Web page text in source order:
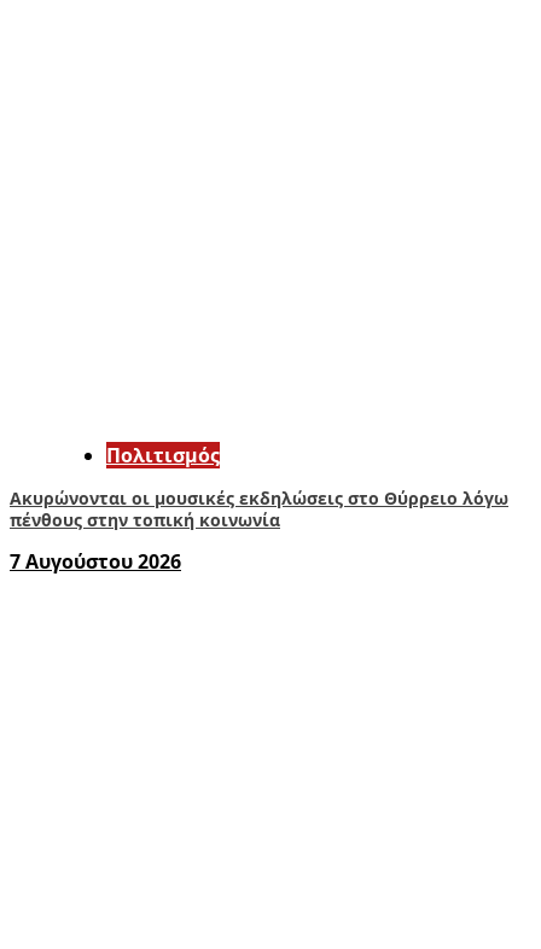
Πολιτισμός
Ακυρώνονται οι μουσικές εκδηλώσεις στο Θύρρειο λόγω
πένθους στην τοπική κοινωνία
7 Αυγούστου 2026